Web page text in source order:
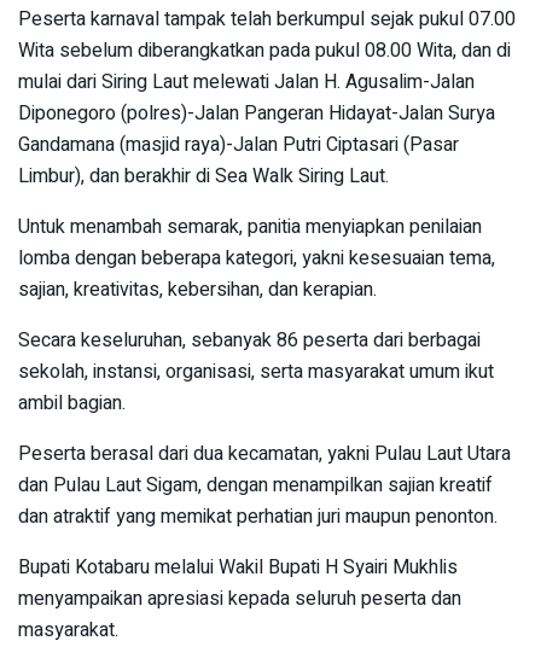
Peserta karnaval tampak telah berkumpul sejak pukul 07.00
Wita sebelum diberangkatkan pada pukul 08.00 Wita, dan di
mulai dari Siring Laut melewati Jalan H. Agusalim-Jalan
Diponegoro (polres)-Jalan Pangeran Hidayat-Jalan Surya
Gandamana (masjid raya)-Jalan Putri Ciptasari (Pasar
Limbur), dan berakhir di Sea Walk Siring Laut.
Untuk menambah semarak, panitia menyiapkan penilaian
lomba dengan beberapa kategori, yakni kesesuaian tema,
sajian, kreativitas, kebersihan, dan kerapian.
Secara keseluruhan, sebanyak 86 peserta dari berbagai
sekolah, instansi, organisasi, serta masyarakat umum ikut
ambil bagian.
Peserta berasal dari dua kecamatan, yakni Pulau Laut Utara
dan Pulau Laut Sigam, dengan menampilkan sajian kreatif
dan atraktif yang memikat perhatian juri maupun penonton.
Bupati Kotabaru melalui Wakil Bupati H Syairi Mukhlis
menyampaikan apresiasi kepada seluruh peserta dan
masyarakat.